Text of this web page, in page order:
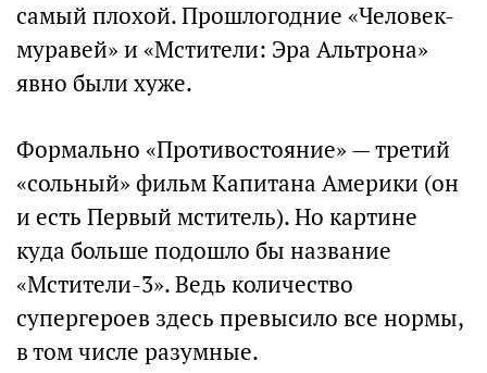
самый плохой. Прошлогодние «Человек-
муравей» и «Мстители: Эра Альтрона»
явно были хуже.
Формально «Противостояние» — третий
«сольный» фильм Капитана Америки (он
и есть Первый мститель). Но картине
куда больше подошло бы название
«Мстители-3». Ведь количество
супергероев здесь превысило все нормы,
в том числе разумные.